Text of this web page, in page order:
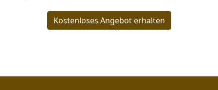
Kostenloses Angebot erhalten